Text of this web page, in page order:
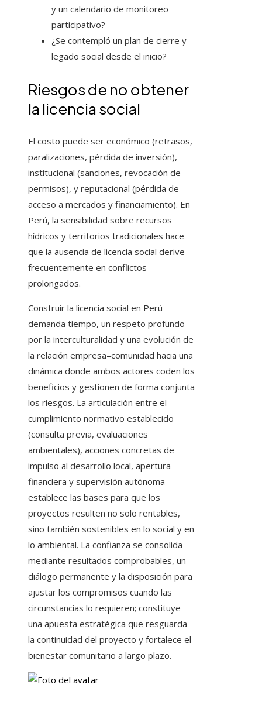
y un calendario de monitoreo
participativo?
¿Se contempló un plan de cierre y
legado social desde el inicio?
Riesgos de no obtener
la licencia social
El costo puede ser económico (retrasos,
paralizaciones, pérdida de inversión),
institucional (sanciones, revocación de
permisos), y reputacional (pérdida de
acceso a mercados y financiamiento). En
Perú, la sensibilidad sobre recursos
hídricos y territorios tradicionales hace
que la ausencia de licencia social derive
frecuentemente en conflictos
prolongados.
Construir la licencia social en Perú
demanda tiempo, un respeto profundo
por la interculturalidad y una evolución de
la relación empresa–comunidad hacia una
dinámica donde ambos actores coden los
beneficios y gestionen de forma conjunta
los riesgos. La articulación entre el
cumplimiento normativo establecido
(consulta previa, evaluaciones
ambientales), acciones concretas de
impulso al desarrollo local, apertura
financiera y supervisión autónoma
establece las bases para que los
proyectos resulten no solo rentables,
sino también sostenibles en lo social y en
lo ambiental. La confianza se consolida
mediante resultados comprobables, un
diálogo permanente y la disposición para
ajustar los compromisos cuando las
circunstancias lo requieren; constituye
una apuesta estratégica que resguarda
la continuidad del proyecto y fortalece el
bienestar comunitario a largo plazo.